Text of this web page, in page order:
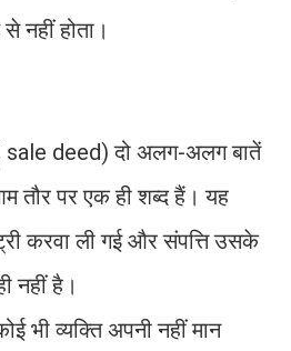
नहीं होता।
sale deed) दो अलग-अलग बातें
तौर पर एक ही शब्द हैं। यह
करवा ली गई और संपत्ति उसके
नहीं है।
भी व्यक्ति अपनी नहीं मान